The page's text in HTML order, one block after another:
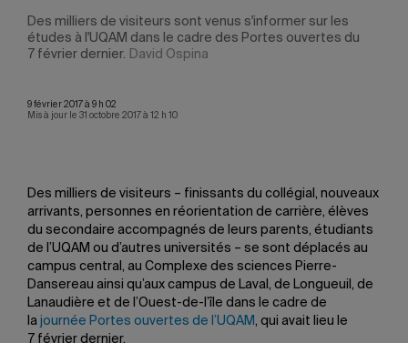
Des milliers de visiteurs sont venus s'informer sur les
études à l'UQAM dans le cadre des Portes ouvertes du
7 février dernier. David Ospina
9 février 2017 à 9 h 02
Mis à jour le 31 octobre 2017 à 12 h 10
Des milliers de visiteurs – finissants du collégial, nouveaux
arrivants, personnes en réorientation de carrière, élèves
du secondaire accompagnés de leurs parents, étudiants
de l’UQAM ou d’autres universités – se sont déplacés au
campus central, au Complexe des sciences Pierre-
Dansereau ainsi qu’aux campus de Laval, de Longueuil, de
Lanaudière et de l’Ouest-de-l’île dans le cadre de
la journée Portes ouvertes de l’UQAM, qui avait lieu le
7 février dernier.